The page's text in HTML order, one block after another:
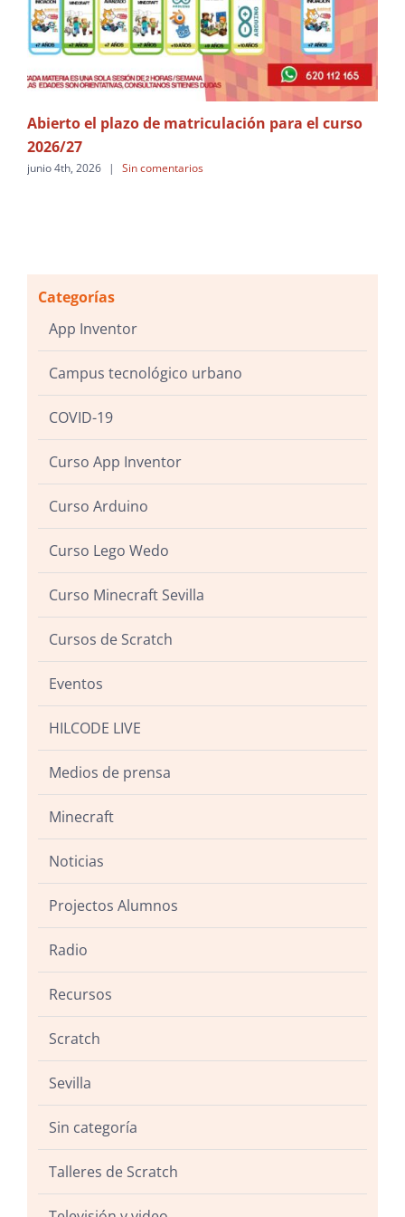
Abierto el plazo de matriculación para el curso
2026/27
junio 4th, 2026 | Sin comentarios
Categorías
App Inventor
Campus tecnológico urbano
COVID-19
Curso App Inventor
Curso Arduino
Curso Lego Wedo
Curso Minecraft Sevilla
Cursos de Scratch
Eventos
HILCODE LIVE
Medios de prensa
Minecraft
Noticias
Projectos Alumnos
Radio
Recursos
Scratch
Sevilla
Sin categoría
Talleres de Scratch